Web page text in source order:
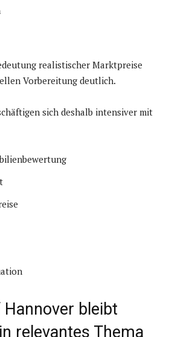
realistischer Marktpreise
Vorbereitung deutlich.
sich deshalb intensiver mit
bleibt
relevantes Thema